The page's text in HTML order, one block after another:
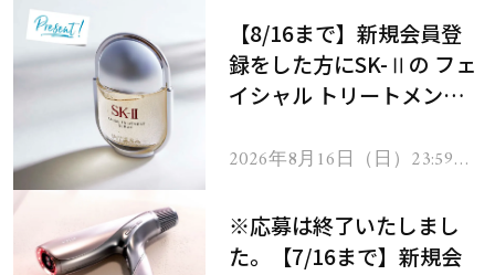
【8/16まで】新規会員登
録をした方にSK-Ⅱの フェ
イシャル トリートメント
2026年8月16日（日）23:59ま
※応募は終了いたしまし
た。【7/16まで】新規会